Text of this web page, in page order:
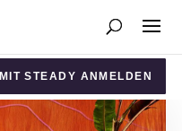
MIT STEADY ANMELDEN